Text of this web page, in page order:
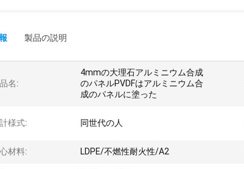
製品の説明
名:
4mmの大理石アルミニウム合成
のパネルPVDFはアルミニウム合
成のパネルに塗った
様式: 同世代の人
材料: LDPE/不燃性耐火性/A2